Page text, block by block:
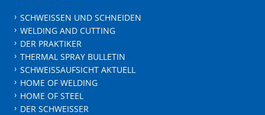
SCHWEISSEN UND SCHNEIDEN
WELDING AND CUTTING
DER PRAKTIKER
THERMAL SPRAY BULLETIN
SCHWEISSAUFSICHT AKTUELL
HOME OF WELDING
HOME OF STEEL
DER SCHWEISSER